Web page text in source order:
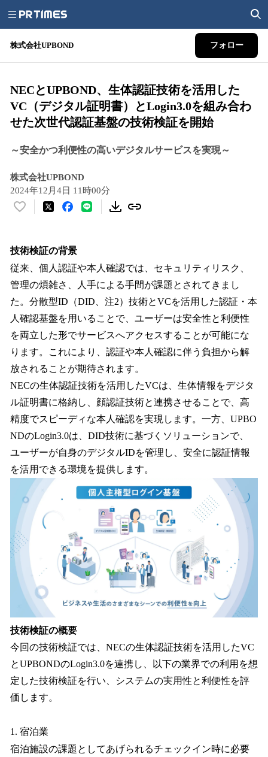
株式会社UPBOND フォロー
NECとUPBOND、生体認証技術を活用した
VC（デジタル証明書）とLogin3.0を組み合わ
せた次世代認証基盤の技術検証を開始
～安全かつ利便性の高いデジタルサービスを実現～
株式会社UPBOND
2024年12月4日 11時00分
い
！
数
を
読
込
み
中
で
す
技術検証の背景
従来、個人認証や本人確認では、セキュリティリスク、
管理の煩雑さ、人手による手間が課題とされてきまし
た。分散型ID（DID、注2）技術とVCを活用した認証・本
人確認基盤を用いることで、ユーザーは安全性と利便性
を両立した形でサービスへアクセスすることが可能にな
ります。これにより、認証や本人確認に伴う負担から解
放されることが期待されます。
NECの生体認証技術を活用したVCは、生体情報をデジタ
ル証明書に格納し、顔認証技術と連携させることで、高
精度でスピーディな本人確認を実現します。一方、UPBO
NDのLogin3.0は、DID技術に基づくソリューションで、
ユーザーが自身のデジタルIDを管理し、安全に認証情報
を活用できる環境を提供します。
技術検証の概要
今回の技術検証では、NECの生体認証技術を活用したVC
とUPBONDのLogin3.0を連携し、以下の業界での利用を想
定した技術検証を行い、システムの実用性と利便性を評
価します。
1. 宿泊業
宿泊施設の課題としてあげられるチェックイン時に必要